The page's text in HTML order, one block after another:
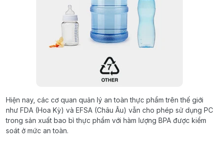
Hiện nay, các cơ quan quản lý an toàn thực phẩm trên thế giới
như FDA (Hoa Kỳ) và EFSA (Châu Âu) vẫn cho phép sử dụng PC
trong sản xuất bao bì thực phẩm với hàm lượng BPA được kiểm
soát ở mức an toàn.